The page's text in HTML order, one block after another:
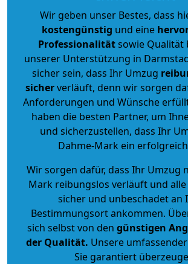
Wir geben unser Bestes, dass
kostengünstig und eine
Professionalitätsowie Qualität
unserer Unterstützung in
sicher sein, dass Ihr Umzug
sicherverläuft, denn wir sorgen
Anforderungen und Wünsche
haben die besten Partner, um
und sicherzustellen, dass Ihr
Dahme-Mark ein
Wir sorgen dafür, dass Ihr Umzug
Mark reibungslos verläuft und alle
sicher und unbeschadet an
Bestimmungsort ankommen.
sich selbst von den günstigen
der Qualität. Unsere
Sie garantiert